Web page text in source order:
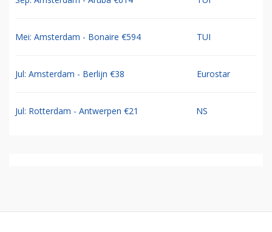
Mei: Amsterdam - Bonaire €594 TUI
Jul: Amsterdam - Berlijn €38 Eurostar
Jul: Rotterdam - Antwerpen €21 NS